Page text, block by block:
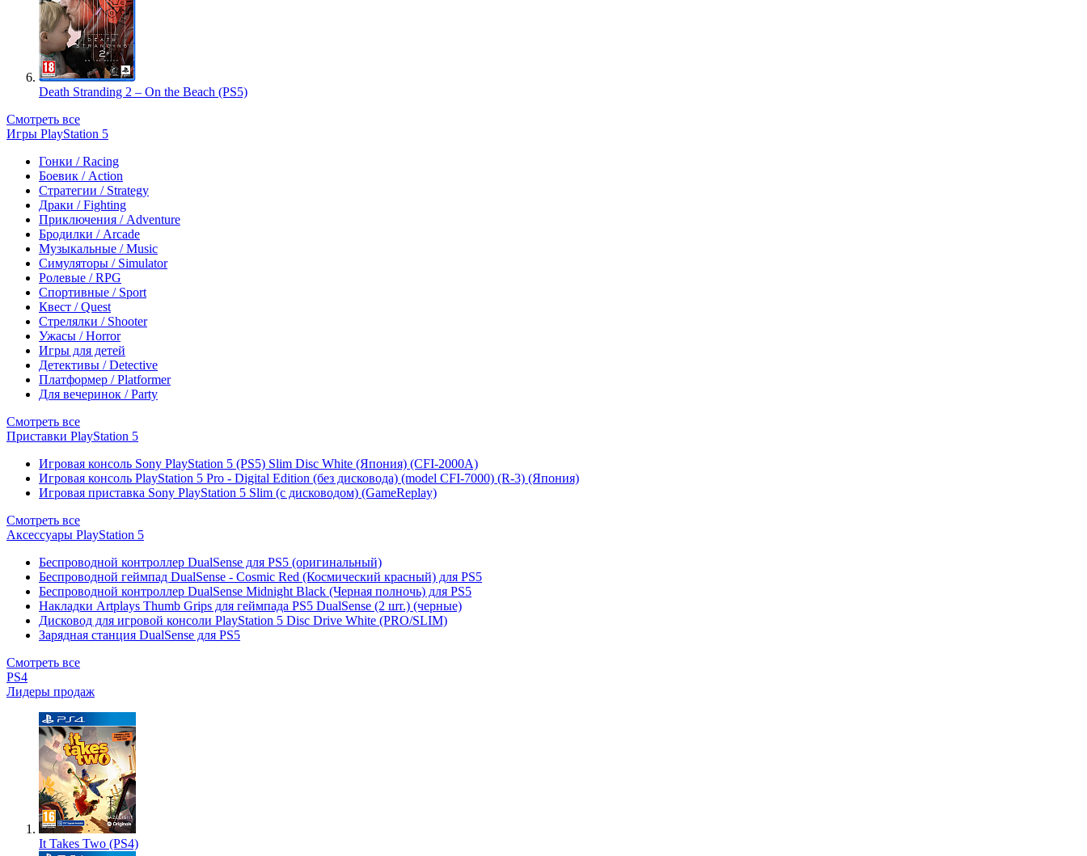
Death Stranding 2 – On the Beach (PS5)
Смотреть все
Игры PlayStation 5
Гонки / Racing
Боевик / Action
Стратегии / Strategy
Драки / Fighting
Приключения / Adventure
Бродилки / Arcade
Музыкальные / Music
Симуляторы / Simulator
Ролевые / RPG
Спортивные / Sport
Квест / Quest
Стрелялки / Shooter
Ужасы / Horror
Игры для детей
Детективы / Detective
Платформер / Platformer
Для вечеринок / Party
Смотреть все
Приставки PlayStation 5
Игровая консоль Sony PlayStation 5 (PS5) Slim Disc White (Япония) (CFI-2000A)
Игровая консоль PlayStation 5 Pro - Digital Edition (без дисковода) (model CFI-7000) (R-3) (Япония)
Игровая приставка Sony PlayStation 5 Slim (с дисководом) (GameReplay)
Смотреть все
Аксессуары PlayStation 5
Беспроводной контроллер DualSense для PS5 (оригинальный)
Беспроводной геймпад DualSense - Cosmic Red (Космический красный) для PS5
Беспроводной контроллер DualSense Midnight Black (Черная полночь) для PS5
Накладки Artplays Thumb Grips для геймпада PS5 DualSense (2 шт.) (черные)
Дисковод для игровой консоли PlayStation 5 Disc Drive White (PRO/SLIM)
Зарядная станция DualSense для PS5
Смотреть все
PS4
Лидеры продаж
It Takes Two (PS4)